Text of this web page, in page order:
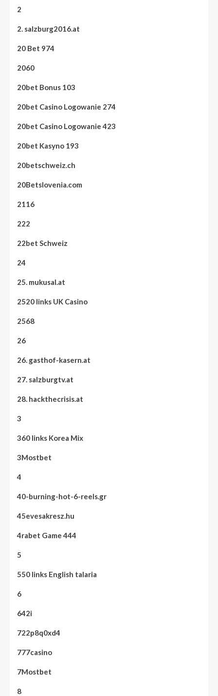
2
2. salzburg2016.at
20 Bet 974
2060
20bet Bonus 103
20bet Casino Logowanie 274
20bet Casino Logowanie 423
20bet Kasyno 193
20betschweiz.ch
20Betslovenia.com
2116
222
22bet Schweiz
24
25. mukusal.at
2520 links UK Casino
2568
26
26. gasthof-kasern.at
27. salzburgtv.at
28. hackthecrisis.at
3
360 links Korea Mix
3Mostbet
4
40-burning-hot-6-reels.gr
45evesakresz.hu
4rabet Game 444
5
550 links English talaria
6
642i
722p8q0xd4
777casino
7Mostbet
8